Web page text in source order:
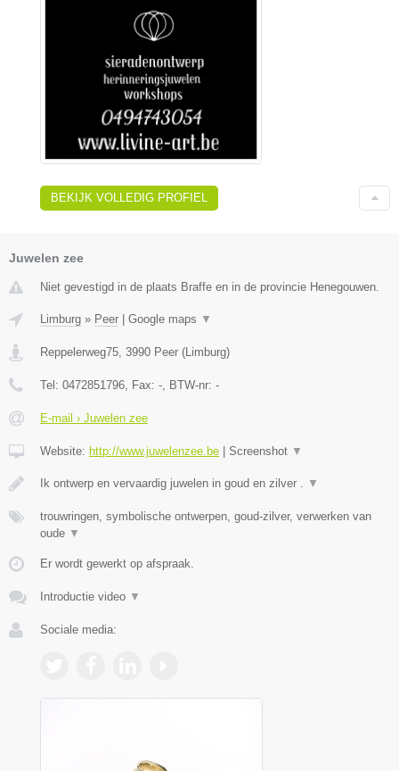
BEKIJK VOLLEDIG PROFIEL
Juwelen zee
Niet gevestigd in de plaats Braffe en in de provincie Henegouwen.
Limburg » Peer | Google maps ▼
Reppelerweg75 3990 Peer (Limburg)
Tel: 0472851796 , Fax: - , BTW-nr: -
E-mail › Juwelen zee
Website: http://www.juwelenzee.be | Screenshot ▼
Ik ontwerp en vervaardig juwelen in goud en zilver . ▼
trouwringen, symbolische ontwerpen, goud-zilver, verwerken van
oude ▼
Er wordt gewerkt op afspraak.
Introductie video ▼
Sociale media: